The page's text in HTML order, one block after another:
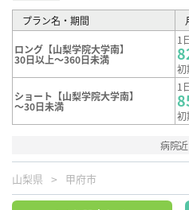
プラン名・期間
ロング【山梨学院大学南】
30日以上～360日未満
1
初
ショート【山梨学院大学南】
～30日未満
1
初
病院近
山梨県 甲府市